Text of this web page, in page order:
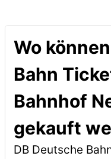
Wo
Bahn
Bahnhof
gekauft
DB Deutsche